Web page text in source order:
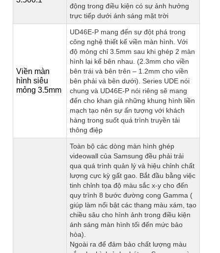
động trong điều kiện có sự ảnh hưởng
trực tiếp dưới ánh sáng mặt trời
Viền màn
hình siêu
mỏng 3.5mm
UD46E-P mang đến sự đột phá trong
công nghệ thiết kế viền màn hình. Với
độ mỏng chỉ 3.5mm sau khi ghép 2 màn
hình lại kế bên nhau. (2.3mm cho viền
bên trái và bên trên – 1.2mm cho viền
bên phải và bên dưới). Series UDE nói
chung và UD46E-P nói riêng sẽ mang
đến cho khan giả những khung hình liền
mạch tạo nên sự ấn tượng với khách
hàng trong suốt quá trình truyền tải
thông điệp
Toàn bộ các dòng màn hình ghép
videowall của Samsung đều phải trải
qua quá trình quản lý và hiệu chỉnh chất
lượng cực kỳ gất gao. Bắt đầu bằng việc
tinh chỉnh tọa độ màu sắc x-y cho đến
quy trình 8 bước đường cong Gamma (
giúp làm nổi bật các thang màu xám, tạo
chiều sâu cho hình ảnh trong điều kiện
ánh sáng màn hình tối đến mức bảo
hòa).
Ngoài ra để đảm bảo chất lượng màu